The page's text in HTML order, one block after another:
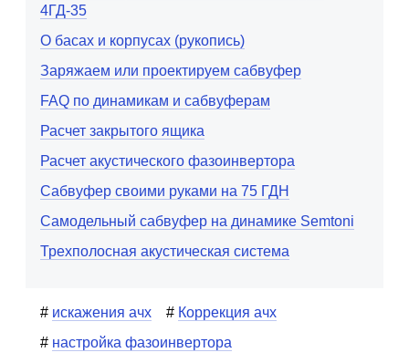
4ГД-35
О басах и корпусах (рукопись)
Заряжаем или проектируем сабвуфер
FAQ по динамикам и сабвуферам
Расчет закрытого ящика
Расчет акустического фазоинвертора
Сабвуфер своими руками на 75 ГДН
Самодельный сабвуфер на динамике Semtoni
Трехполосная акустическая система
искажения ачх
Коррекция ачх
настройка фазоинвертора